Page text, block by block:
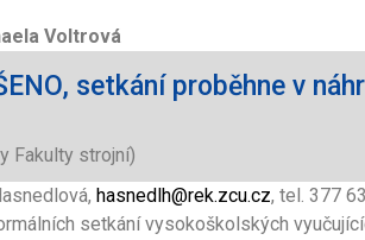
Voltrová
setkání proběhne v
Fakulty strojní)
hasnedlh@rek.zcu.cz, tel. 377
setkání vysokoškolských